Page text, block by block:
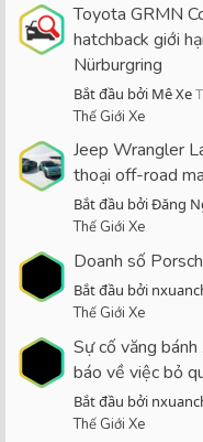
Toyota GRMN
hatchback giới
Nürburgring
Bắt đầu bởi Mê Xe
Thế Giới Xe
Jeep Wrangler
thoại off-road
Bắt đầu bởi Đăng
Thế Giới Xe
Doanh số
Bắt đầu bởi
Thế Giới Xe
Sự cố văng
báo về việc bỏ
Bắt đầu bởi
Thế Giới Xe